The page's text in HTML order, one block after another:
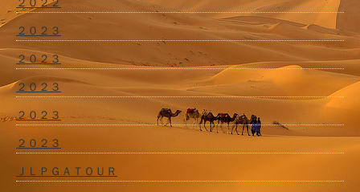
２０２２
２０２３
２０２３
２０２３
２０２３
２０２３
ＪＬＰＧＡＴＯＵＲ